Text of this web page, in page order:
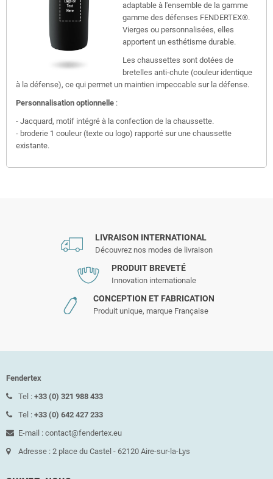
adaptable à l'ensemble de la gamme
gamme des défenses FENDERTEX®.
Vierges ou personnalisées, elles
apportent un esthétisme durable.
Les chaussettes sont dotées de
bretelles anti-chute (couleur identique
à la défense), ce qui permet un maintien impeccable sur la défense.
Personnalisation optionnelle :
- Jacquard, motif intégré à la confection de la chaussette.
- broderie 1 couleur (texte ou logo) rapporté sur une chaussette
existante.
LIVRAISON INTERNATIONAL
Découvrez nos modes de livraison
PRODUIT BREVETÉ
Innovation internationale
CONCEPTION ET FABRICATION
Produit unique, marque Française
Fendertex
Tel : +33 (0) 321 988 433
Tel : +33 (0) 642 427 233
E-mail : contact@fendertex.eu
Adresse : 2 place du Castel - 62120 Aire-sur-la-Lys